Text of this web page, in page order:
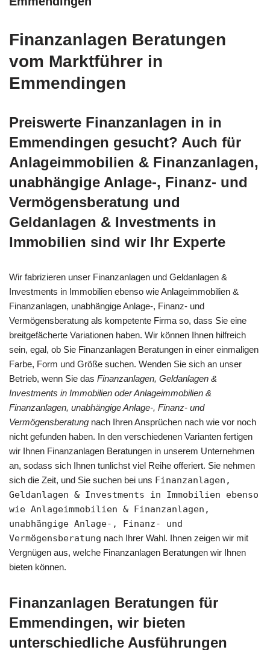
Finanzanlagen Beratungen
vom Marktführer in
Emmendingen
Preiswerte Finanzanlagen in in
Emmendingen gesucht? Auch für
Anlageimmobilien & Finanzanlagen,
unabhängige Anlage-, Finanz- und
Vermögensberatung und
Geldanlagen & Investments in
Immobilien sind wir Ihr Experte
Wir fabrizieren unser Finanzanlagen und Geldanlagen &
Investments in Immobilien ebenso wie Anlageimmobilien &
Finanzanlagen, unabhängige Anlage-, Finanz- und
Vermögensberatung als kompetente Firma so, dass Sie eine
breitgefächerte Variationen haben. Wir können Ihnen hilfreich
sein, egal, ob Sie Finanzanlagen Beratungen in einer einmaligen
Farbe, Form und Größe suchen. Wenden Sie sich an unser
Betrieb, wenn Sie das Finanzanlagen, Geldanlagen &
Investments in Immobilien oder Anlageimmobilien &
Finanzanlagen, unabhängige Anlage-, Finanz- und
Vermögensberatung nach Ihren Ansprüchen nach wie vor noch
nicht gefunden haben. In den verschiedenen Varianten fertigen
wir Ihnen Finanzanlagen Beratungen in unserem Unternehmen
an, sodass sich Ihnen tunlichst viel Reihe offeriert. Sie nehmen
sich die Zeit, und Sie suchen bei uns Finanzanlagen,
Geldanlagen & Investments in Immobilien ebenso
wie Anlageimmobilien & Finanzanlagen,
unabhängige Anlage-, Finanz- und
Vermögensberatung nach Ihrer Wahl. Ihnen zeigen wir mit
Vergnügen aus, welche Finanzanlagen Beratungen wir Ihnen
bieten können.
Finanzanlagen Beratungen für
Emmendingen, wir bieten
unterschiedliche Ausführungen